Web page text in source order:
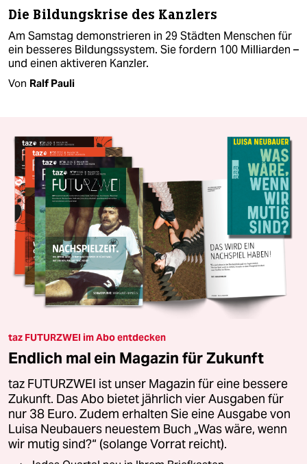
Die Bildungskrise des Kanzlers
Am Samstag demonstrieren in 29 Städten Menschen für
ein besseres Bildungssystem. Sie fordern 100 Milliarden –
und einen aktiveren Kanzler.
Von Ralf Pauli
taz FUTURZWEI im Abo entdecken
Endlich mal ein Magazin für Zukunft
taz FUTURZWEI ist unser Magazin für eine bessere
Zukunft. Das Abo bietet jährlich vier Ausgaben für
nur 38 Euro. Zudem erhalten Sie eine Ausgabe von
Luisa Neubauers neuestem Buch „Was wäre, wenn
wir mutig sind?“ (solange Vorrat reicht).